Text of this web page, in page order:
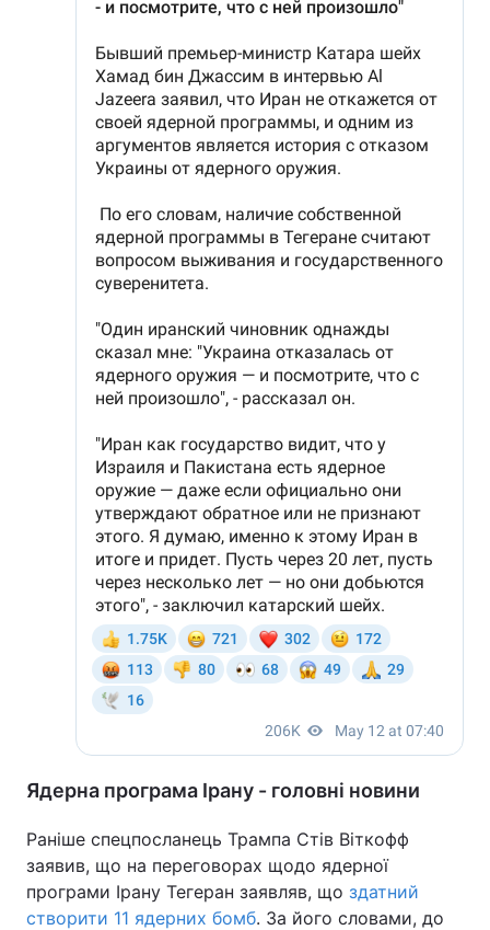
Ядерна програма Ірану - головні новини
Раніше спецпосланець Трампа Стів Віткофф
заявив, що на переговорах щодо ядерної
програми Ірану Тегеран заявляв, що здатний
створити 11 ядерних бомб. За його словами, до